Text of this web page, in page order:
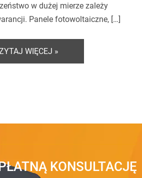
w dużej mierze zależy
Panele fotowoltaiczne, […]
WIĘCEJ »
KONSULTACJĘ